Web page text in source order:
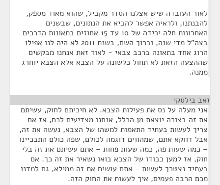
לאור העובדה שיש אצלנו הסדר מקביל, שהוא מאוד מספק,
להבנתנו, ולראיה אפשר להביא את הנתונים, שבשנים
האחרונות חלה ירידה של 10 עד 15 אחוזים בתאונות הדרכים
בצה"ל מדי שנה, וברוך השם, בשנת 2011 לא היה לנו אפילו
הרוג אחד בתאונה ברכב צבאי - לאור זאת אנחנו מבקשים
שההצעה הזאת לא תחול כלשונה על הצבא אלא הצבא יוחרג
ממנה.
זאב בילסקי
אני מעלה על נס את פעילות הצבא. לא חיכיתם לחוק, עשיתם
את זה בצורה יוצאת מן הכלל, אנחנו מצדיעים לכם, אז אם
צריך לעשות בעתיד התאמות למשהו של הצבא, נעשה את זה,
אבל דווקא אתם, שמהווים דוגמה לכולם, שפה כולם התבכיינו
– כמה שעות פה, כמה שעות פחות – אתם עשיתם את זה בלי
חוק, אז למען כבודו של הצבא בואו נשאיר את זה כך. אם
בעתיד נצטרך לעשות - אתם עושים את זה ממילא, גם למדנו
מכם הרבה פעמים, איך לעשות את החוק הזה.